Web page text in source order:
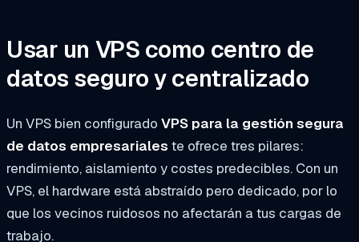
Usar un VPS como centro de
datos seguro y centralizado
Un VPS bien configurado VPS para la gestión segura
de datos empresariales te ofrece tres pilares:
rendimiento, aislamiento y costes predecibles. Con un
VPS, el hardware está abstraído pero dedicado, por lo
que los vecinos ruidosos no afectarán a tus cargas de
trabajo.